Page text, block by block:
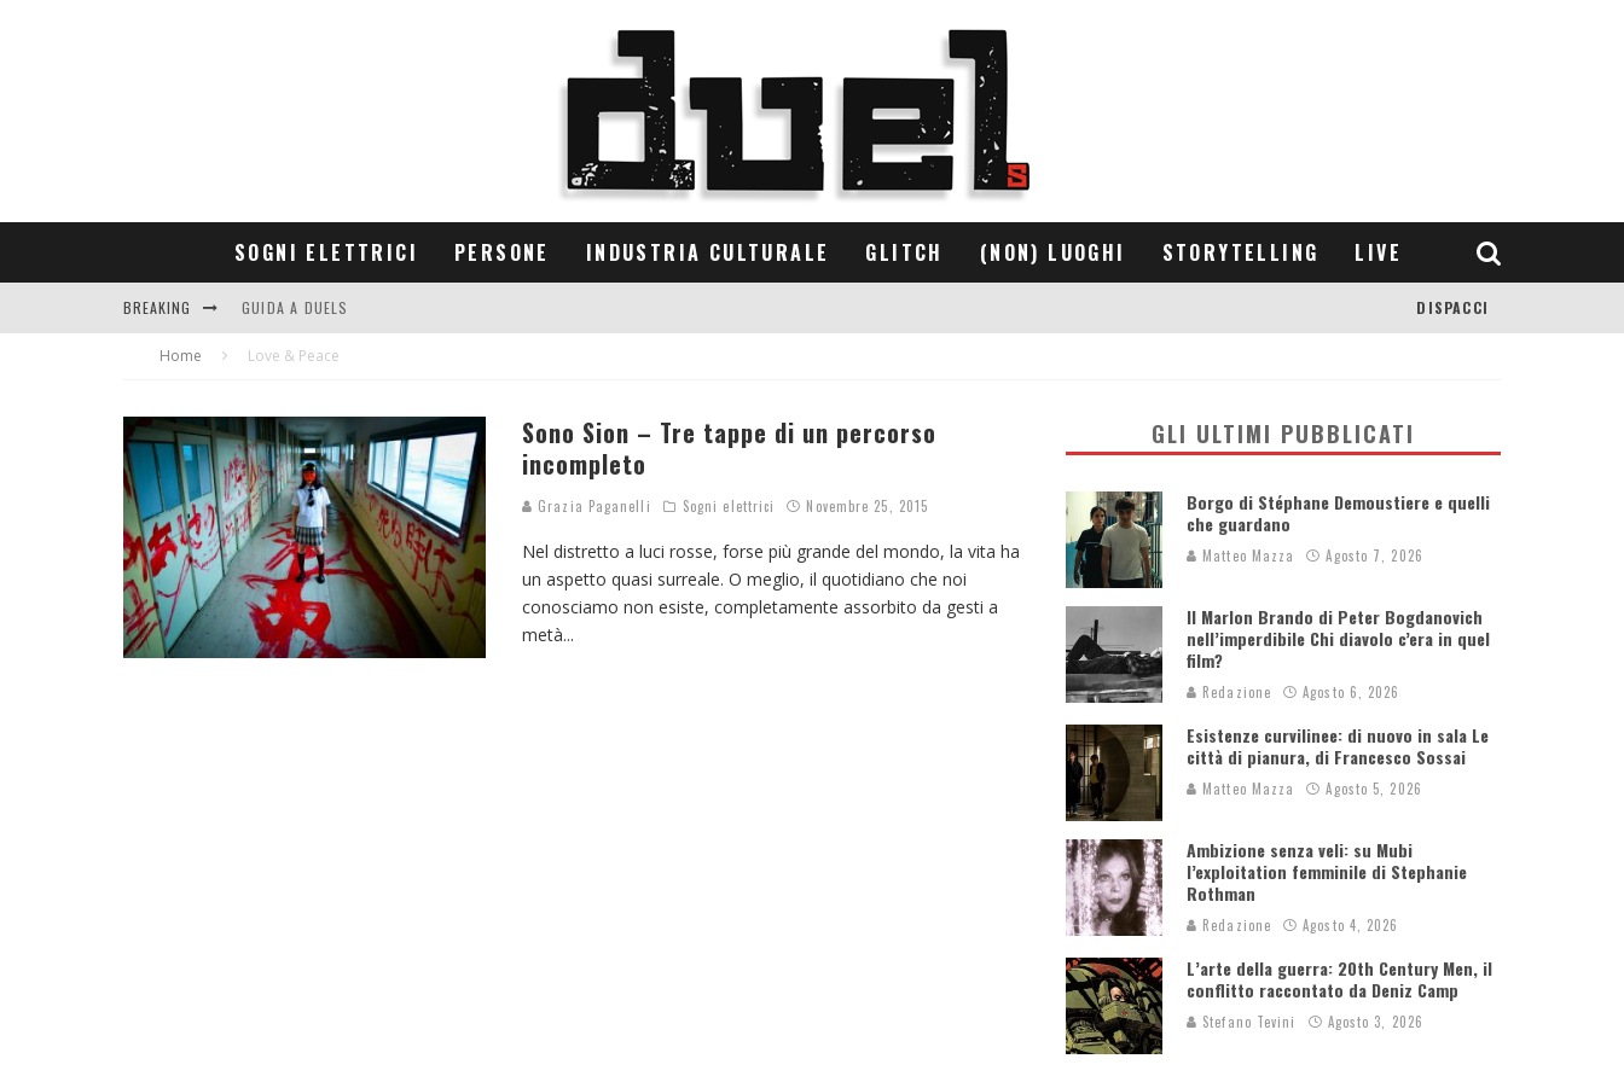
SOGNI ELETTRICI PERSONE INDUSTRIA CULTURALE GLITCH (NON) LUOGHI STORYTELLING LIVE
BREAKING GUIDA A DUELS
CONTRIBUTORS
DISPACCI
Home Love & Peace
Sono Sion – Tre tappe di un percorso
incompleto
Grazia Paganelli Sogni elettrici Novembre 25, 2015
Nel distretto a luci rosse, forse più grande del mondo, la vita ha
un aspetto quasi surreale. O meglio, il quotidiano che noi
conosciamo non esiste, completamente assorbito da gesti a
metà...
GLI ULTIMI PUBBLICATI
Borgo di Stéphane Demoustiere e quelli
che guardano
Matteo Mazza Agosto 7, 2026
Il Marlon Brando di Peter Bogdanovich
nell’imperdibile Chi diavolo c’era in quel
film?
Redazione Agosto 6, 2026
Esistenze curvilinee: di nuovo in sala Le
città di pianura, di Francesco Sossai
Matteo Mazza Agosto 5, 2026
Ambizione senza veli: su Mubi
l’exploitation femminile di Stephanie
Rothman
Redazione Agosto 4, 2026
L’arte della guerra: 20th Century Men, il
conflitto raccontato da Deniz Camp
Stefano Tevini Agosto 3, 2026